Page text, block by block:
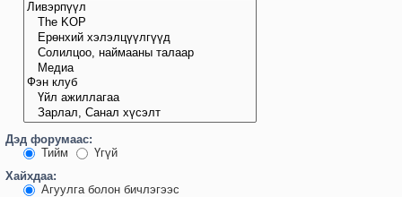
Дэд форумаас:
Тийм
Үгүй
Хайхдаа:
Агуулга болон бичлэгээс